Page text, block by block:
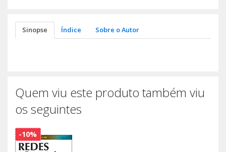
Sinopse Índice Sobre o Autor
Quem viu este produto também viu
os seguintes
-10%